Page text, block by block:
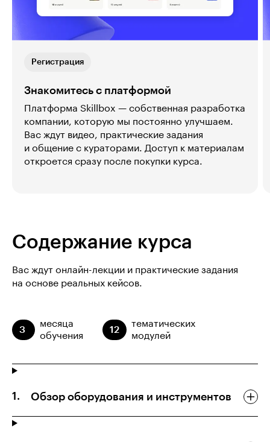
Регистрация
Знакомитесь с платформой
Платформа Skillbox — собственная разработка
компании, которую мы постоянно улучшаем.
Вас ждут видео, практические задания
и общение с кураторами. Доступ к материалам
откроется сразу после покупки курса.
Содержание курса
Вас ждут онлайн-лекции и практические задания
на основе реальных кейсов.
3
месяца
обучения
12
тематических
модулей
Обзор оборудования и инструментов